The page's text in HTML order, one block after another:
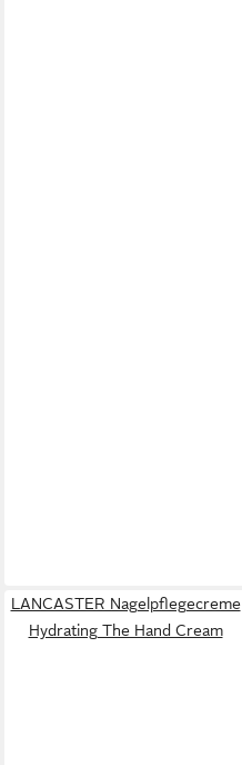
LANCASTER Nagelpflegecreme
Hydrating The Hand Cream